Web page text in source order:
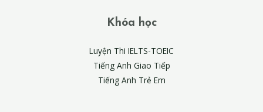
Khóa học
Luyện Thi IELTS-TOEIC
Tiếng Anh Giao Tiếp
Tiếng Anh Trẻ Em